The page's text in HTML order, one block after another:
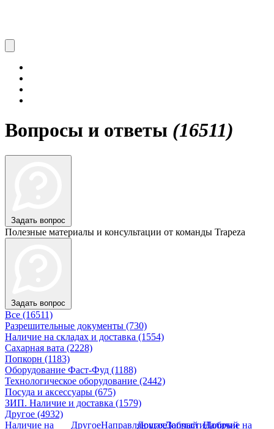
Вопросы и ответы (16511)
Задать вопрос
Полезные материалы и консультации от команды Trapeza
Задать вопрос
Все (16511)
Разрешительные документы (730)
Наличие на складах и доставка (1554)
Сахарная вата (2228)
Попкорн (1183)
Оборудование Фаст-Фуд (1188)
Технологическое оборудование (2442)
Посуда и аксессуары (675)
ЗИП. Наличие и доставка (1579)
Другое (4932)
Наличие на
ДругоеНаправляющаяДобрый
ДругоеЗапчастиДобрый
Наличие на